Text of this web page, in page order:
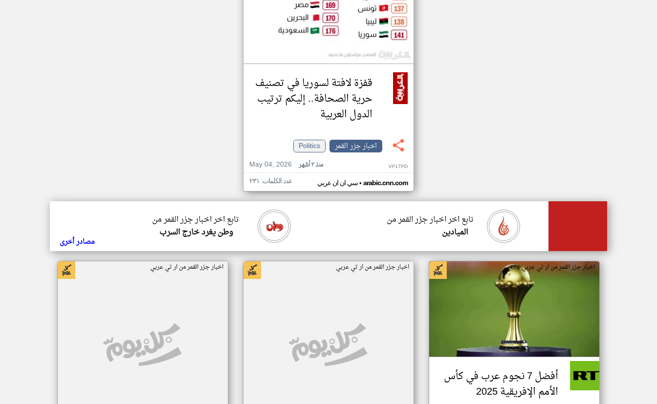
قفزة لافتة لسوريا في تصنيف
حرية الصحافة.. إليكم ترتيب
الدول العربية
اخبار جزر القمر
Politics
May 04, 2026
منذ ٣ أشهر VF17PD
سي ان ان عربي• arabic.cnn.com عدد الكلمات: ٢٣١
تابع اخر اخبار جزر القمر من
وطن يغرد خارج السرب
تابع اخر اخبار جزر القمر من
الميادين
مصادر أخرى
اخبار جزر القمر من ار تي عربي
أفضل 7 نجوم عرب في كأس
الأمم الإفريقية 2025
اخبار جزر القمر من ار تي عربي اخبار جزر القمر من ار تي عربي